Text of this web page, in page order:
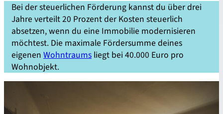
Bei der steuerlichen Förderung kannst du über drei
Jahre verteilt 20 Prozent der Kosten steuerlich
absetzen, wenn du eine Immobilie modernisieren
möchtest. Die maximale Fördersumme deines
eigenen Wohntraums liegt bei 40.000 Euro pro
Wohnobjekt.